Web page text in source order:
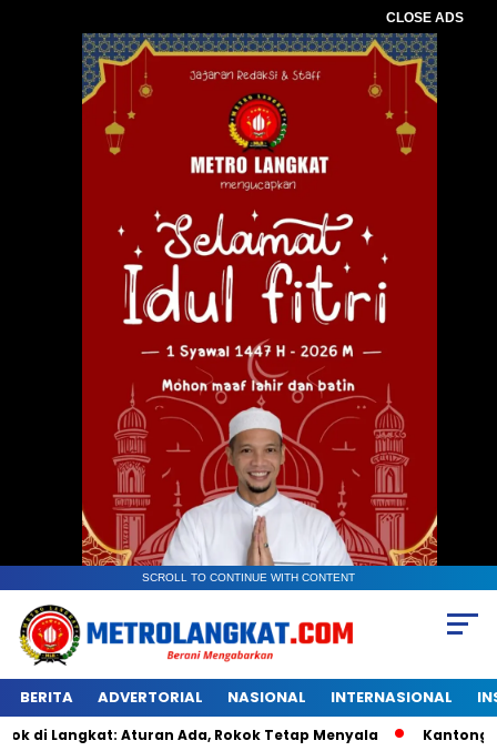
CLOSE ADS
SCROLL TO CONTINUE WITH CONTENT
BERITA ADVERTORIAL NASIONAL INTERNASIONAL
Aturan Ada, Rokok Tetap Menyala Kantongan Plastik